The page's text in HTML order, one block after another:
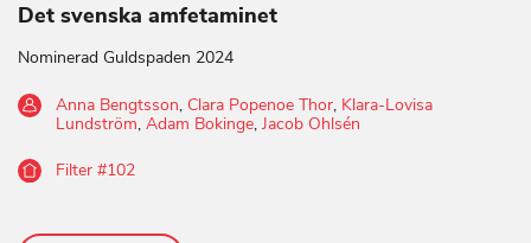
Det svenska amfetaminet
Nominerad Guldspaden 2024
Anna Bengtsson, Clara Popenoe Thor, Klara-Lovisa
Lundström,Adam Bokinge,Jacob Ohlsén
Filter #102